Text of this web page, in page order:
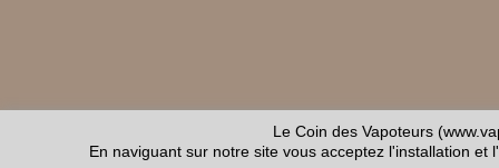
Le Coin des Vapoteurs
En naviguant sur notre site vous acceptez l'installation et